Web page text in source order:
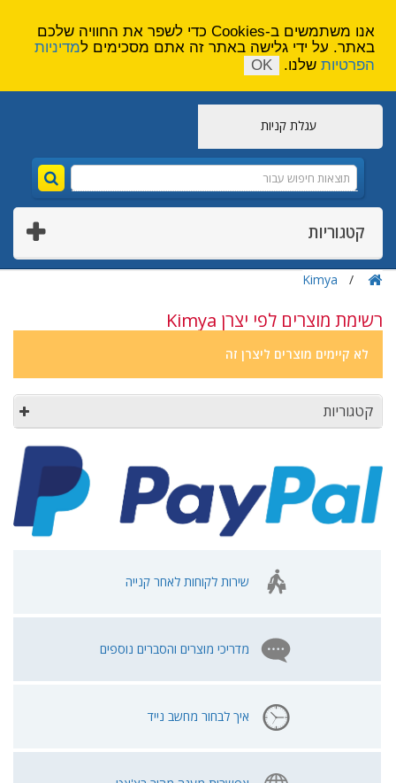
עגלת קניות
קטגוריות
Kimya
רשימת מוצרים לפי יצרן Kimya
לא קיימים מוצרים ליצרן זה
קטגוריות
שירות לקוחות לאחר קנייה
מדריכי מוצרים והסברים נוספים
איך לבחור מחשב נייד
אנו משתמשים ב-Cookies כדי לשפר את החוויה שלכם
באתר. על ידי גלישה באתר זה אתם מסכימים למדיניות
הפרטיות שלנו. OK